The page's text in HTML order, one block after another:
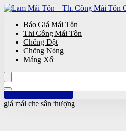
Báo Giá Mái Tôn
Thi Công Mái Tôn
Chống Dột
Chống Nóng
Máng Xối
Hotline: 0961 894 472
giá mái che sân thượng